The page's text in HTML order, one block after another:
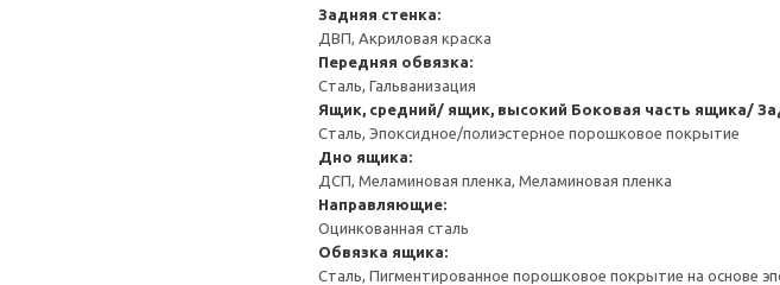
Задняя стенка:
ДВП, Акриловая краска
Передняя обвязка:
Сталь, Гальванизация
Ящик, средний/ ящик, высокий Боковая часть ящика/
Сталь, Эпоксидное/полиэстерное порошковое покрытие
Дно ящика:
ДСП, Меламиновая пленка, Меламиновая пленка
Направляющие:
Оцинкованная сталь
Обвязка ящика:
Сталь, Пигментированное порошковое покрытие на основе